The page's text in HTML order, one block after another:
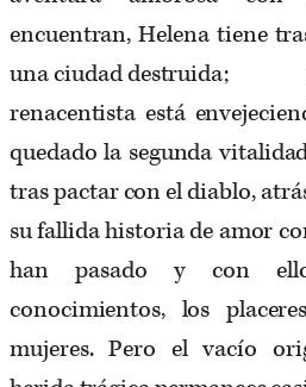
encuentran, Helena tiene
una ciudad destruida;
renacentista está
quedado la segunda
tras pactar con el diablo,
su fallida historia de amor
han pasado y con
conocimientos, los
mujeres. Pero el vacío